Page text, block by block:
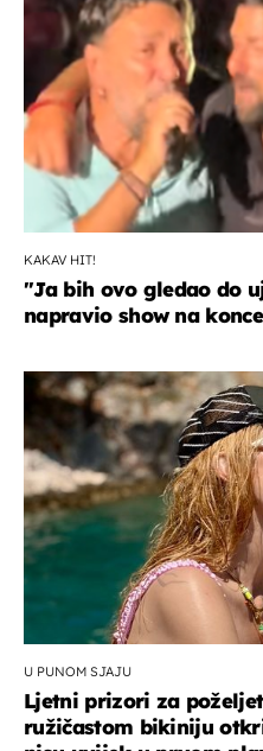
KAKAV HIT!
"Ja bih ovo gledao do
napravio show na
U PUNOM SJAJU
Ljetni prizori za
ružičastom bikiniju